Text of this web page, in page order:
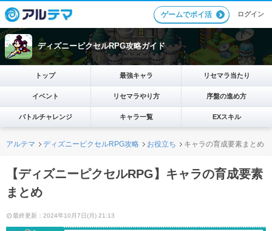
ゲームでポイ活 ログイン
ディズニーピクセルRPG攻略ガイド
トップ 最強キャラ リセマラ当たり
イベント リセマラやり方 序盤の進め方
バトルチャレンジ キャラ一覧 EXスキル
アルテマ ディズニーピクセルRPG攻略 お役立ち キャラの育成要素まとめ
【ディズニーピクセルRPG】キャラの育成要素
まとめ
最終更新：2024年10月7日(月) 21:13